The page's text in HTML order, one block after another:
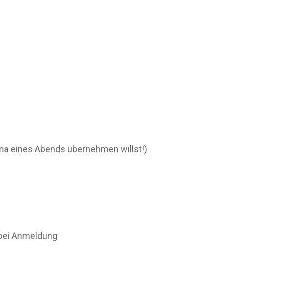
eines Abends übernehmen willst!)
Anmeldung